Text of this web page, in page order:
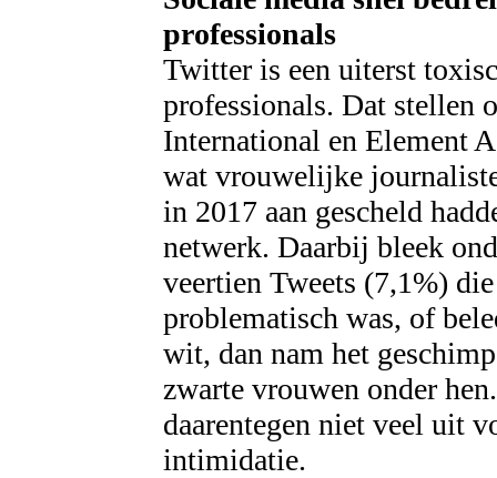
professionals
Twitter is een uiterst
professionals. Dat stellen
International en Element
wat vrouwelijke
in 2017 aan gescheld
netwerk. Daarbij bleek
veertien Tweets (7,1%)
problematisch was, of
wit, dan nam het
zwarte vrouwen onder
daarentegen niet veel uit
intimidatie.